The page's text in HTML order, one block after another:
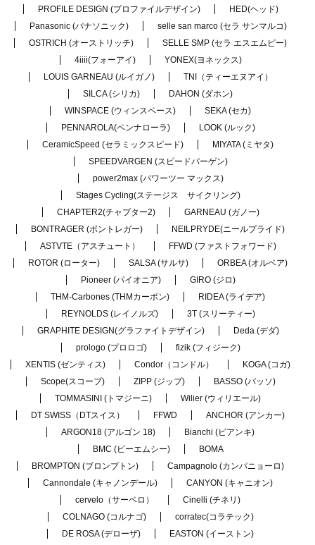
PROFILE DESIGN (プロファイルデザイン)
HED(ヘッド)
Panasonic (パナソニック)
selle san marco (セラ サンマルコ)
OSTRICH (オーストリッチ)
SELLE SMP (セラ エスエムピー)
4iiii(フォーアイ)
YONEX(ヨネックス)
LOUIS GARNEAU (ルイガノ)
TNI（ティーエヌアイ）
SILCA (シリカ)
DAHON (ダホン)
WINSPACE (ウィンスペース)
SEKA (セカ)
PENNAROLA(ペンナローラ)
LOOK (ルック)
CeramicSpeed (セラミックスピード)
MIYATA (ミヤタ)
SPEEDVARGEN (スピードバーゲン)
power2max (パワーツー マックス)
Stages Cycling(ステージス サイクリング)
CHAPTER2(チャプター2)
GARNEAU (ガノー)
BONTRAGER (ボントレガー)
NEILPRYDE(ニールプライド)
ASTVTE（アスチュート）
FFWD (ファストフォワード)
ROTOR (ローター)
SALSA (サルサ)
ORBEA (オルベア)
Pioneer (パイオニア)
GIRO (ジロ)
THM-Carbones (THMカーボン)
RIDEA (ライデア)
REYNOLDS (レイノルズ)
3T (スリーティー)
GRAPHITE DESIGN(グラファイトデザイン)
Deda (デダ)
prologo (プロロゴ)
fizik (フィジーク)
XENTIS (ゼンティス)
Condor（コンドル）
KOGA (コガ)
Scope(スコープ)
ZIPP (ジップ)
BASSO (バッソ)
TOMMASINI (トマジーニ)
Wilier (ウィリエール)
DT SWISS（DTスイス）
FFWD
ANCHOR (アンカー)
ARGON18 (アルゴン 18)
Bianchi (ビアンキ)
BMC (ビーエムシー)
BOMA
BROMPTON (ブロンプトン)
Campagnolo (カンパニョーロ)
Cannondale (キャノンデール)
CANYON (キャニオン)
cervelo（サーベロ）
Cinelli (チネリ)
COLNAGO (コルナゴ)
corratec(コラテック)
DE ROSA (デローザ)
EASTON (イーストン)